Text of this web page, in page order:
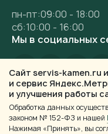
пн-пт:09:00 - 18:00
сб:10:00 - 16:00
Мы в социальных
Сайт servis-kamen.ru
и сервис
и улучшения работы
Обработка данных
законом № 152-ФЗ и нашей
Нажимая «Принять», вы